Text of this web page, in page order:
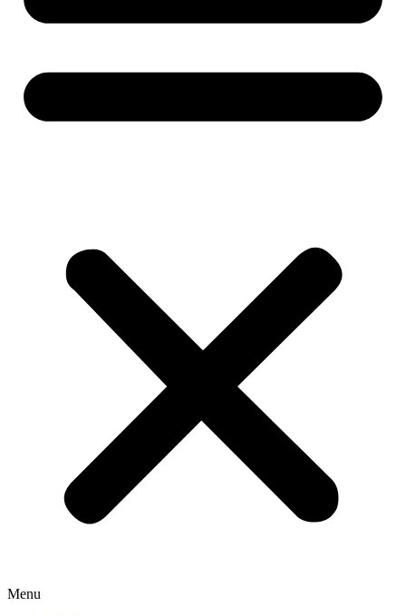
Menu